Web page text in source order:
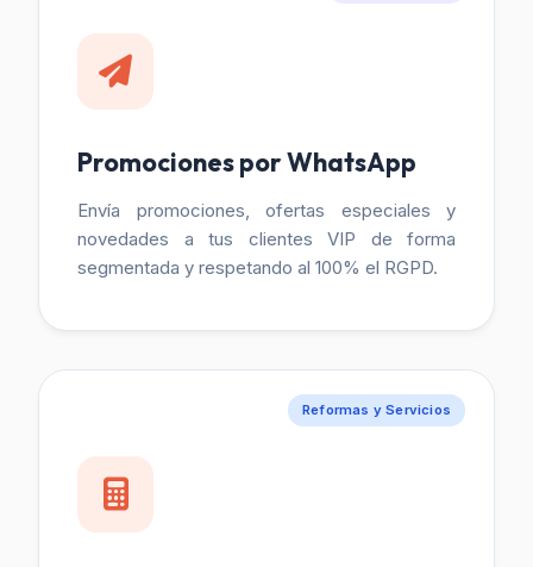
Promociones por WhatsApp
Envía promociones, ofertas especiales y
novedades a tus clientes VIP de forma
segmentada y respetando al 100% el RGPD.
Reformas y Servicios